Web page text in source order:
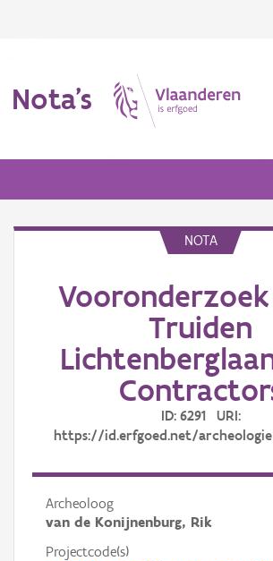
Nota's
Aanmelden
NOTA
Truiden
ID: 6291 URI:
https://id.erfgoed.net/
Archeoloog
van de Konijnenburg, Rik
Projectcode(s)